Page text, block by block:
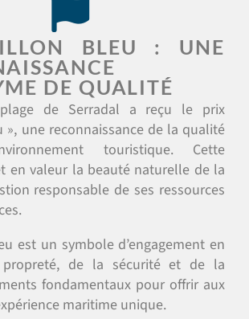
BLEU : UNE
DE QUALITÉ
de Serradal a reçu le prix
», une reconnaissance de la qualité
touristique. Cette
en valeur la beauté naturelle de la
responsable de ses ressources
est un symbole d’engagement en
de la sécurité et de la
fondamentaux pour offrir aux
maritime unique.